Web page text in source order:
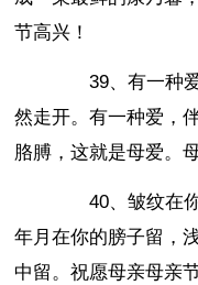
节高兴！
39、有一种爱
然走开。有一种爱，
胳膊，这就是母爱。
40、皱纹在你
年月在你的膀子留，
中留。祝愿母亲母亲